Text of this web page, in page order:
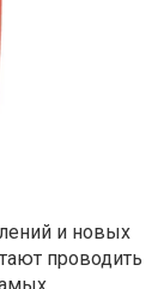
и новых
проводить